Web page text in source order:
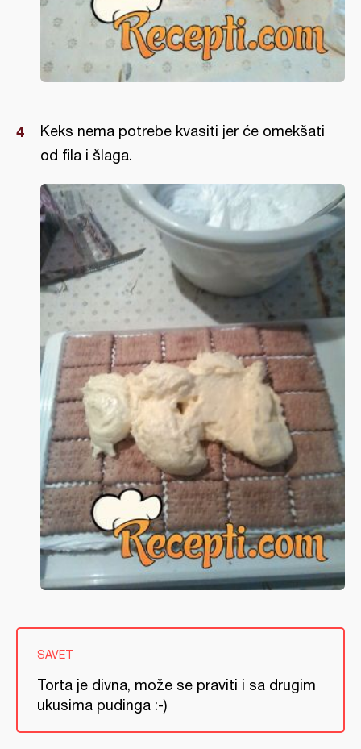
Keks nema potrebe kvasiti jer će omekšati
od fila i šlaga.
SAVET
Torta je divna, može se praviti i sa drugim
ukusima pudinga :-)